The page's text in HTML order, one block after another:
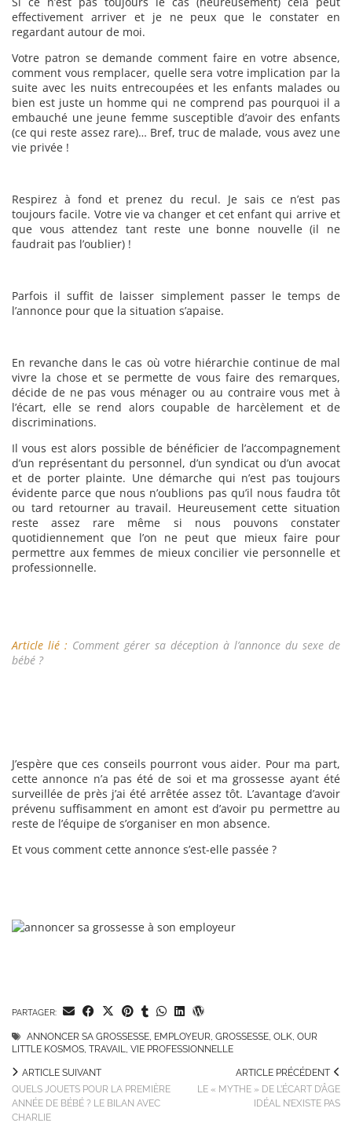
effectivement arriver et je ne peux que le constater en
regardant autour de moi.
Votre patron se demande comment faire en votre absence,
comment vous remplacer, quelle sera votre implication par la
suite avec les nuits entrecoupées et les enfants malades ou
bien est juste un homme qui ne comprend pas pourquoi il a
embauché une jeune femme susceptible d’avoir des enfants
(ce qui reste assez rare)… Bref, truc de malade, vous avez une
vie privée !
Respirez à fond et prenez du recul. Je sais ce n’est pas
toujours facile. Votre vie va changer et cet enfant qui arrive et
que vous attendez tant reste une bonne nouvelle (il ne
faudrait pas l’oublier) !
Parfois il suffit de laisser simplement passer le temps de
l’annonce pour que la situation s’apaise.
En revanche dans le cas où votre hiérarchie continue de mal
vivre la chose et se permette de vous faire des remarques,
décide de ne pas vous ménager ou au contraire vous met à
l’écart, elle se rend alors coupable de harcèlement et de
discriminations.
Il vous est alors possible de bénéficier de l’accompagnement
d’un représentant du personnel, d’un syndicat ou d’un avocat
et de porter plainte. Une démarche qui n’est pas toujours
évidente parce que nous n’oublions pas qu’il nous faudra tôt
ou tard retourner au travail. Heureusement cette situation
reste assez rare même si nous pouvons constater
quotidiennement que l’on ne peut que mieux faire pour
permettre aux femmes de mieux concilier vie personnelle et
professionnelle.
Article lié : Comment gérer sa déception à l’annonce du sexe de
bébé ?
J’espère que ces conseils pourront vous aider. Pour ma part,
cette annonce n’a pas été de soi et ma grossesse ayant été
surveillée de près j’ai été arrêtée assez tôt. L’avantage d’avoir
prévenu suffisamment en amont est d’avoir pu permettre au
reste de l’équipe de s’organiser en mon absence.
Et vous comment cette annonce s’est-elle passée ?
PARTAGER:
ANNONCER SA GROSSESSE, EMPLOYEUR, GROSSESSE, OLK, OUR
LITTLE KOSMOS, TRAVAIL, VIE PROFESSIONNELLE
ARTICLE PRÉCÉDENT
LE « MYTHE » DE L’ÉCART D’ÂGE
IDÉAL N’EXISTE PAS
ARTICLE SUIVANT
QUELS JOUETS POUR LA PREMIÈRE
ANNÉE DE BÉBÉ ? LE BILAN AVEC
CHARLIE